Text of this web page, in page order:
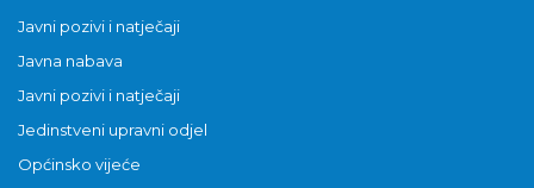
Javni pozivi i natječaji
Javna nabava
Javni pozivi i natječaji
Jedinstveni upravni odjel
Općinsko vijeće